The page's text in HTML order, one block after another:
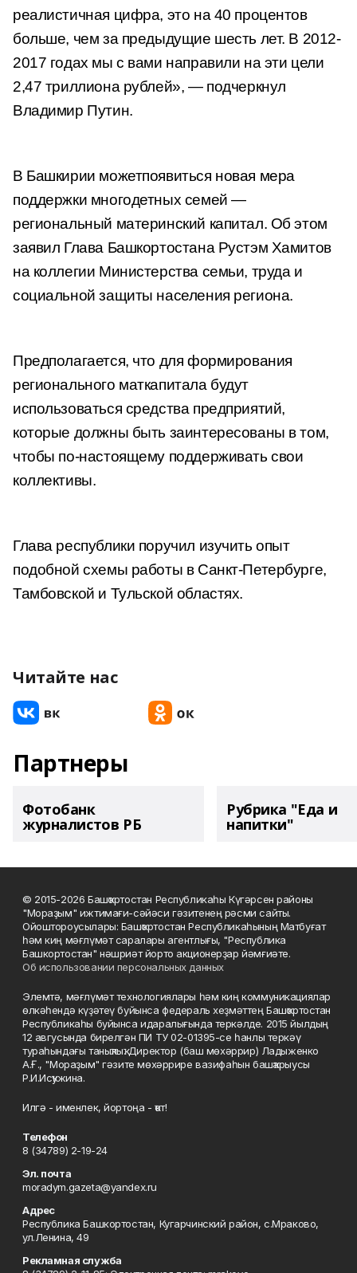
реалистичная цифра, это на 40 процентов
больше, чем за предыдущие шесть лет. В 2012-
2017 годах мы с вами направили на эти цели
2,47 триллиона рублей», — подчеркнул
Владимир Путин.
В Башкирии можетпоявиться новая мера
поддержки многодетных семей —
региональный материнский капитал. Об этом
заявил Глава Башкортостана Рустэм Хамитов
на коллегии Министерства семьи, труда и
социальной защиты населения региона.
Предполагается, что для формирования
регионального маткапитала будут
использоваться средства предприятий,
которые должны быть заинтересованы в том,
чтобы по-настоящему поддерживать свои
коллективы.
Глава республики поручил изучить опыт
подобной схемы работы в Санкт-Петербурге,
Тамбовской и Тульской областях.
Читайте нас
Партнеры
Фотобанк
журналистов РБ
Рубрика "Еда и
напитки"
© 2015-2026 Башҡортостан Республикаһы Күгәрсен районы
"Мораҙым" ижтимағи-сәйәси гәзитенең рәсми сайты.
Ойоштороусылары: Башҡортостан Республикаһының Матбуғат
һәм киң мәғлүмәт саралары агентлығы, "Республика
Башкортостан" нәшриәт йорто акционерҙар йәмғиәте.
Об использовании персональных данных
Элемтә, мәғлүмәт технологиялары һәм киң коммуникациялар
өлкәһендә күҙәтеү буйынса федераль хеҙмәттең Башҡортостан
Республикаһы буйынса идаралығында теркәлде. 2015 йылдың
12 авгусында бирелгән ПИ ТУ 02-01395-се һанлы теркәү
тураһындағы таныҡлыҡ. Директор (баш мөхәррир) Ладыженко
А.Ғ., "Мораҙым" гәзите мөхәррире вазифаһын башҡарыусы
Р.И.Исҡужина.
Илгә - именлек, йортоңа - ҡот!
Телефон
8 (34789) 2-19-24
Эл. почта
moradym.gazeta@yandex.ru
Адрес
Республика Башкортостан, Кугарчинский район, с.Мраково,
ул.Ленина, 49
Рекламная служба